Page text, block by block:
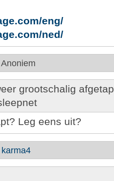
eng/
ned/
Anoniem
grootschalig
Leg eens uit?
karma4